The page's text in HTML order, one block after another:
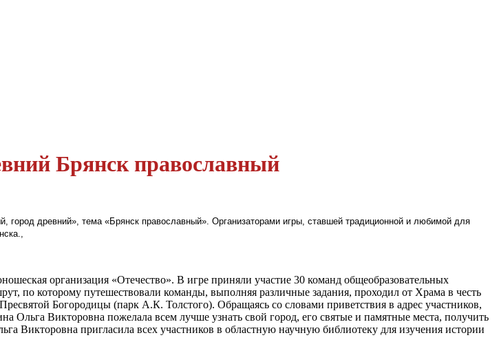
Брянск православный
город древний», тема «Брянск православный». Организаторами игры, ставшей традиционной и любимой для
организация «Отечество». В игре приняли участие 30 команд общеобразовательных
по которому путешествовали команды, выполняя различные задания, проходил от Храма в честь
Богородицы (парк А.К. Толстого). Обращаясь со словами приветствия в адрес участников,
Викторовна пожелала всем лучше узнать свой город, его святые и памятные места, получить
Викторовна пригласила всех участников в областную научную библиотеку для изучения истории